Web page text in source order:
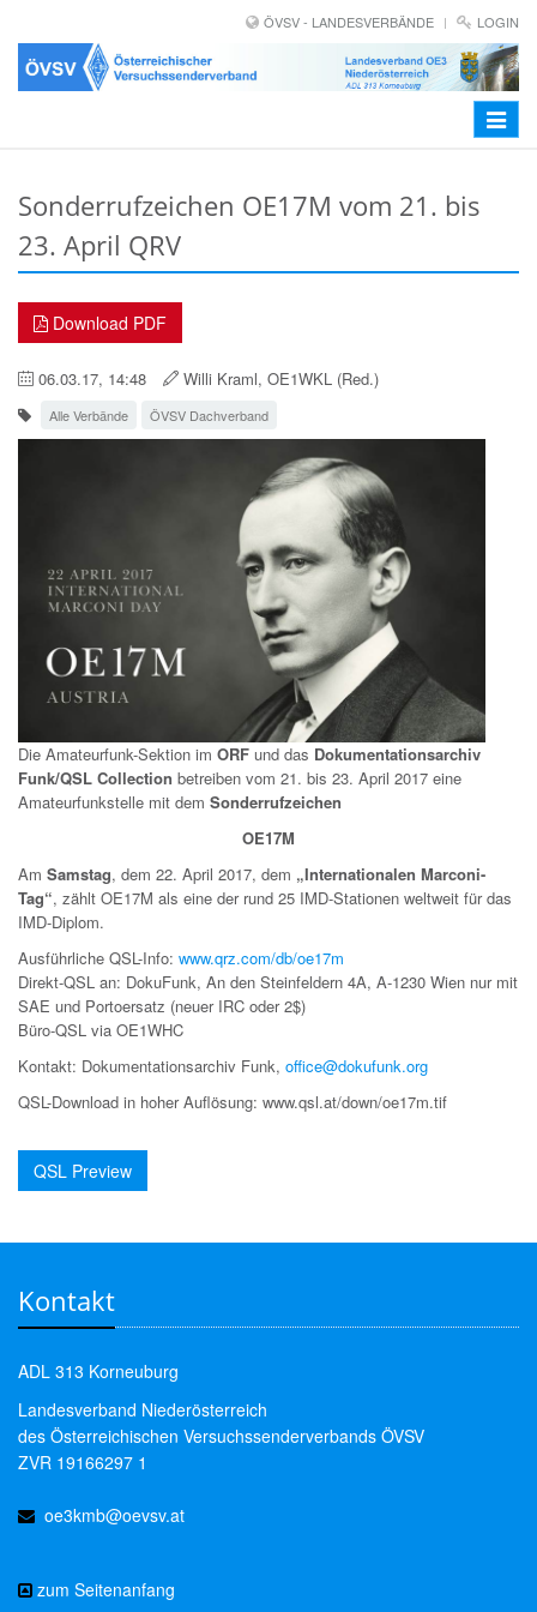
ÖVSV - LANDESVERBÄNDE LOGIN
Toggle
Sonderrufzeichen OE17M vom 21. bis
23. April QRV
Download PDF
06.03.17, 14:48 Willi Kraml, OE1WKL (Red.)
Alle Verbände ÖVSV Dachverband
Die Amateurfunk-Sektion im ORF und das Dokumentationsarchiv
Funk/QSL Collection betreiben vom 21. bis 23. April 2017 eine
Amateurfunkstelle mit dem Sonderrufzeichen
OE17M
Am Samstag, dem 22. April 2017, dem „Internationalen Marconi-
Tag“, zählt OE17M als eine der rund 25 IMD-Stationen weltweit für das
IMD-Diplom.
Ausführliche QSL-Info: www.qrz.com/db/oe17m
Direkt-QSL an: DokuFunk, An den Steinfeldern 4A, A-1230 Wien nur mit
SAE und Portoersatz (neuer IRC oder 2$)
Büro-QSL via OE1WHC
Kontakt: Dokumentationsarchiv Funk, office@dokufunk.org
QSL-Download in hoher Auflösung: www.qsl.at/down/oe17m.tif
QSL Preview
Kontakt
ADL 313 Korneuburg
Landesverband Niederösterreich
des Österreichischen Versuchssenderverbands ÖVSV
ZVR 19166297 1
oe3kmb@oevsv.at
zum Seitenanfang